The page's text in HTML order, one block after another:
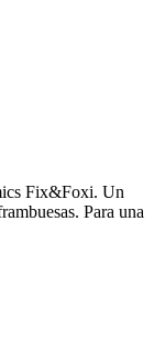
Fix&Foxi. Un
Para una